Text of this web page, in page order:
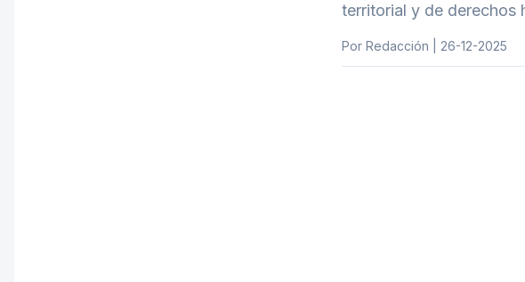
territorial y de derechos
Por Redacción | 26-12-2025